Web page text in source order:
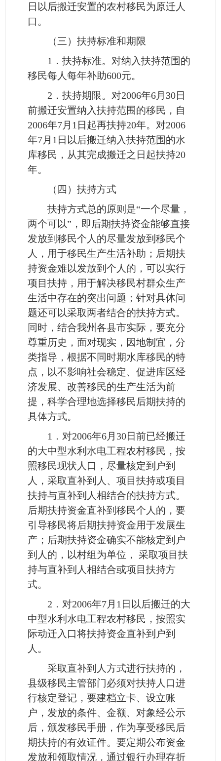
日以后搬迁安置的农村移民为原迁人
口。
（三）扶持标准和期限
1．扶持标准。对纳入扶持范围的
移民每人每年补助600元。
2．扶持期限。对2006年6月30日
前搬迁安置纳入扶持范围的移民，自
2006年7月1日起再扶持20年。对2006
年7月1日以后搬迁纳入扶持范围的水
库移民，从其完成搬迁之日起扶持20
年。
（四）扶持方式
扶持方式总的原则是“一个尽量，
两个可以”，即后期扶持资金能够直接
发放到移民个人的尽量发放到移民个
人，用于移民生产生活补助；后期扶
持资金难以发放到个人的，可以实行
项目扶持，用于解决移民村群众生产
生活中存在的突出问题；针对具体问
题还可以采取两者结合的扶持方式。
同时，结合我州各县市实际，要充分
尊重历史，面对现实，因地制宜，分
类指导，根据不同时期水库移民的特
点，以不影响社会稳定、促进库区经
济发展、改善移民的生产生活为前
提，科学合理地选择移民后期扶持的
具体方式。
1．对2006年6月30日前已经搬迁
的大中型水利水电工程农村移民，按
照移民现状人口，尽量核定到户到
人，采取直补到人、项目扶持或项目
扶持与直补到人相结合的扶持方式。
后期扶持资金直补到移民个人的，要
引导移民将后期扶持资金用于发展生
产；后期扶持资金确实不能核定到户
到人的，以村组为单位， 采取项目扶
持与直补到人相结合或项目扶持方
式。
2．对2006年7月1日以后搬迁的大
中型水利水电工程农村移民，按照实
际动迁入口将扶持资金直补到户到
人。
采取直补到人方式进行扶持的，
县级移民主管部门必须对扶持人口进
行核定登记，要建档立卡、设立账
户，发放的条件、金额、对象经公示
后，颁发移民手册，作为享受移民后
期扶持的有效证件。要定期公布资金
发放和领取情况，通过银行办理存折